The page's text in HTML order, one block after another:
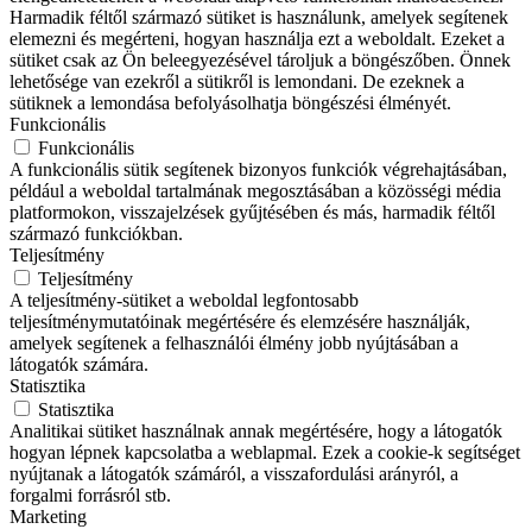
Harmadik féltől származó sütiket is használunk, amelyek segítenek
elemezni és megérteni, hogyan használja ezt a weboldalt. Ezeket a
sütiket csak az Ön beleegyezésével tároljuk a böngészőben. Önnek
lehetősége van ezekről a sütikről is lemondani. De ezeknek a
sütiknek a lemondása befolyásolhatja böngészési élményét.
Funkcionális
Funkcionális
A funkcionális sütik segítenek bizonyos funkciók végrehajtásában,
például a weboldal tartalmának megosztásában a közösségi média
platformokon, visszajelzések gyűjtésében és más, harmadik féltől
származó funkciókban.
Teljesítmény
Teljesítmény
A teljesítmény-sütiket a weboldal legfontosabb
teljesítménymutatóinak megértésére és elemzésére használják,
amelyek segítenek a felhasználói élmény jobb nyújtásában a
látogatók számára.
Statisztika
Statisztika
Analitikai sütiket használnak annak megértésére, hogy a látogatók
hogyan lépnek kapcsolatba a weblapmal. Ezek a cookie-k segítséget
nyújtanak a látogatók számáról, a visszafordulási arányról, a
forgalmi forrásról stb.
Marketing